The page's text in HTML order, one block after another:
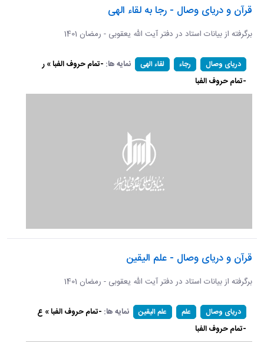
قرآن و دریای وصال - رجا به لقاء الهی
برگرفته از بیانات استاد در دفتر آیت الله یعقوبی - رمضان 1401
دریای وصال رجاء لقاء الهی نمایه ها: -تمام حروف الفبا » ر
-تمام حروف الفبا
قرآن و دریای وصال - علم الیقین
برگرفته از بیانات استاد در دفتر آیت الله یعقوبی - رمضان 1401
دریای وصال علم علم الیقین نمایه ها: -تمام حروف الفبا » ع
-تمام حروف الفبا